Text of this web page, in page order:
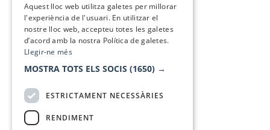
Aquest lloc web utilitza galetes per millorar
l'experiència de l'usuari. En utilitzar el
nostre lloc web, accepteu totes les galetes
d’acord amb la nostra Política de galetes.
Llegir-ne més
MOSTRA TOTS ELS SOCIS (1650) →
ESTRICTAMENT NECESSÀRIES
RENDIMENT